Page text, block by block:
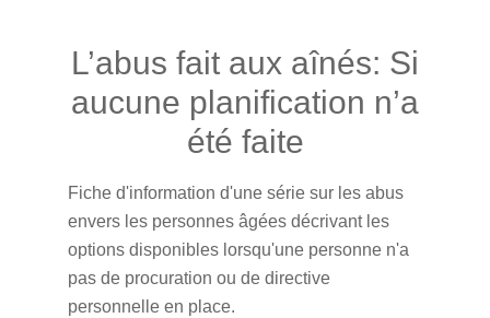
L’abus fait aux aînés: Si
aucune planification n’a
été faite
Fiche d'information d'une série sur les abus
envers les personnes âgées décrivant les
options disponibles lorsqu'une personne n'a
pas de procuration ou de directive
personnelle en place.